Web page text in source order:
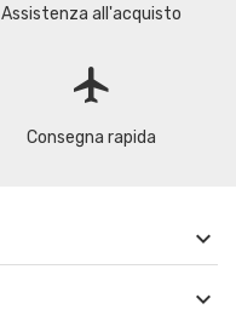
Assistenza all'acquisto
flight
Consegna rapida

